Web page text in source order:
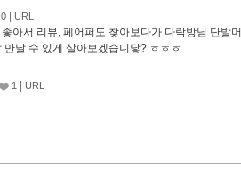
0 URL
아서 리뷰, 페어퍼도 찾아보다가 다락방님 단발
날 수 있게 살아보겠습니닿? ㅎㅎㅎ
1 URL